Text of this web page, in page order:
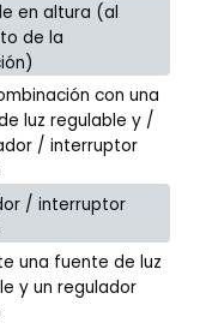
en altura (al
de la
con una
luz regulable y /
/ interruptor
/ interruptor
una fuente de luz
y un regulador